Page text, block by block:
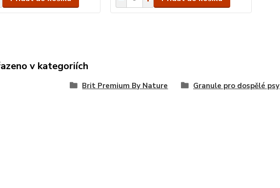
v kategoriích
Brit Premium By Nature Granule pro dospělé psy